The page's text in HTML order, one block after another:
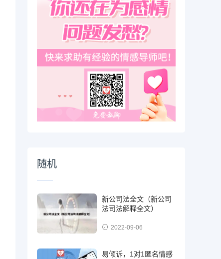
随机
新公司法全文（新公司
法司法解释全文）
2022-09-06
易倾诉，1对1匿名情感